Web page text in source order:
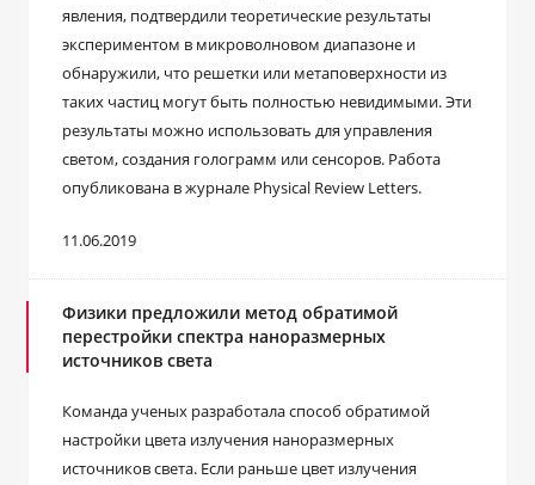
явления, подтвердили теоретические результаты
экспериментом в микроволновом диапазоне и
обнаружили, что решетки или метаповерхности из
таких частиц могут быть полностью невидимыми. Эти
результаты можно использовать для управления
светом, создания голограмм или сенсоров. Работа
опубликована в журнале Physical Review Letters.
11.06.2019
Физики предложили метод обратимой
перестройки спектра наноразмерных
источников света
Команда ученых разработала способ обратимой
настройки цвета излучения наноразмерных
источников света. Если раньше цвет излучения